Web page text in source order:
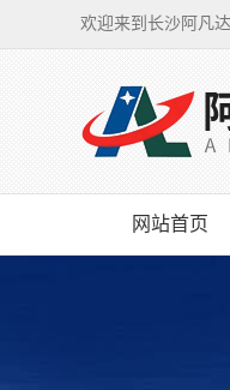
欢迎来到长沙阿凡
网站首页